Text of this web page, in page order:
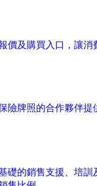
價及購買入口，讓消
險牌照的合作夥伴提
礎的銷售支援、培訓